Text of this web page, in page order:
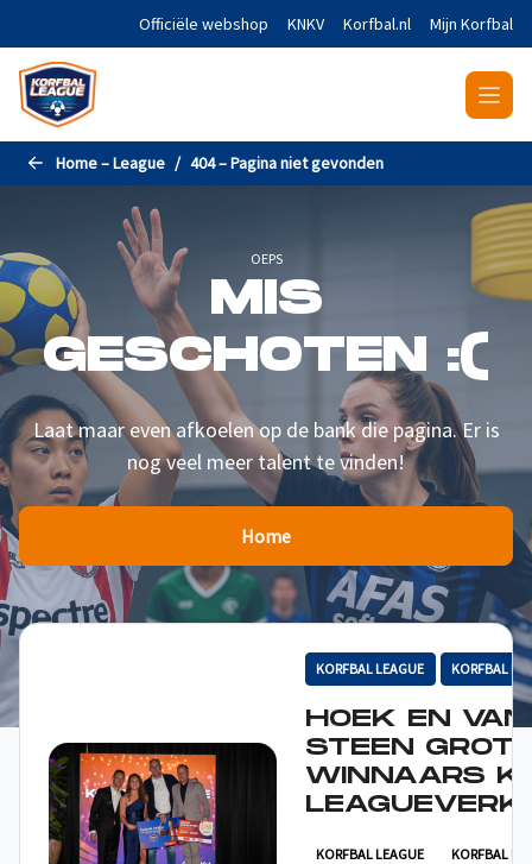
Naar de hoofdinhoud gaanOfficiële webshop KNKV Korfbal.nl Mijn Korfbal
Home – League 404 – Pagina niet gevonden
OEPS
MIS
GESCHOTEN :(
Laat maar even afkoelen op de bank die pagina. Er is
nog veel meer talent te vinden!
Home
KORFBAL LEAGUE KORFBAL
HOEK EN VAN
STEEN
WINNAARS
KORFBAL LEAGUE KORFBAL